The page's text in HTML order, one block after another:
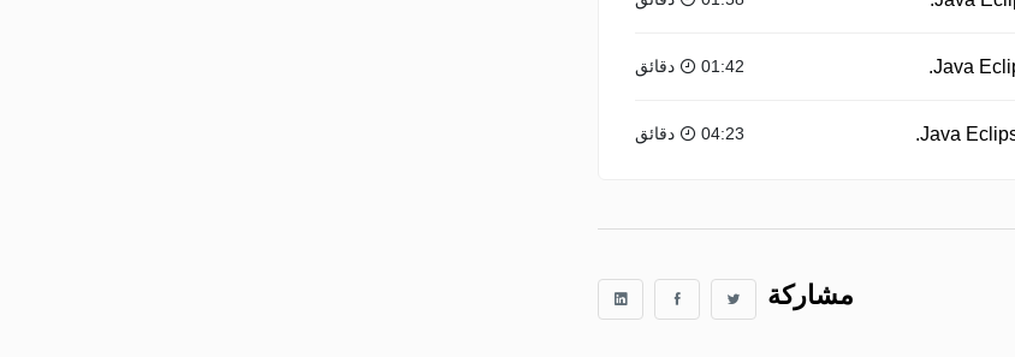
01:42 دقائق
04:23 دقائق
مشاركة